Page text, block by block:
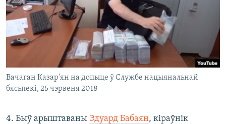
Вачаган Казар'ян на допыце ў Службе нацыянальнай
бясьпекі, 25 чэрвеня 2018
4. Быў арыштаваны Эдуард Бабаян, кіраўнік